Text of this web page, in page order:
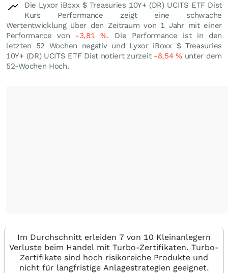
Die Lyxor iBoxx $ Treasuries 10Y+ (DR) UCITS ETF Dist
Kurs Performance zeigt eine schwache
Wertentwicklung über den Zeitraum von 1 Jahr mit einer
Performance von -3,81%. Die Performance ist in den
letzten 52 Wochen negativ und Lyxor iBoxx $ Treasuries
10Y+ (DR) UCITS ETF Dist notiert zurzeit -8,54%unter dem
52-Wochen Hoch.
Im Durchschnitt erleiden 7 von 10 Kleinanlegern
Verluste beim Handel mit Turbo-Zertifikaten. Turbo-
Zertifikate sind hoch risikoreiche Produkte und
nicht für langfristige Anlagestrategien geeignet.